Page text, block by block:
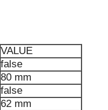
VALUE
false
80 mm
false
62 mm